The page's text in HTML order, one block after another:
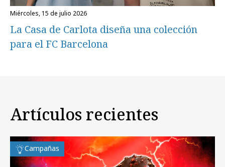
miércoles, 15 de julio 2026
La Casa de Carlota diseña una colección
para el FC Barcelona
Artículos recientes
Campañas